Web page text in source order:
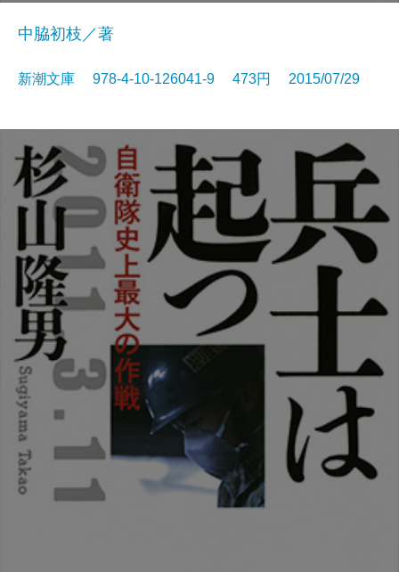
中脇初枝／著
新潮文庫 978-4-10-126041-9 473円 2015/07/29